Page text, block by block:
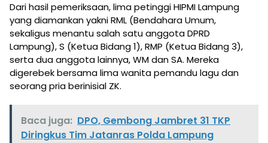
Dari hasil pemeriksaan, lima petinggi HIPMI Lampung
yang diamankan yakni RML (Bendahara Umum,
sekaligus menantu salah satu anggota DPRD
Lampung), S (Ketua Bidang 1), RMP (Ketua Bidang 3),
serta dua anggota lainnya, WM dan SA. Mereka
digerebek bersama lima wanita pemandu lagu dan
seorang pria berinisial ZK.
Baca juga: DPO, Gembong Jambret 31 TKP
Diringkus Tim Jatanras Polda Lampung